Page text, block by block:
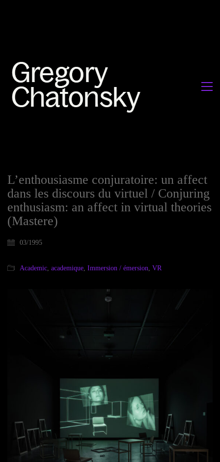
L’enthousiasme conjuratoire: un affect
dans les discours du virtuel / Conjuring
enthusiasm: an affect in virtual theories
(Mastere)
03/1995
Academic, academique, Immersion / émersion, VR